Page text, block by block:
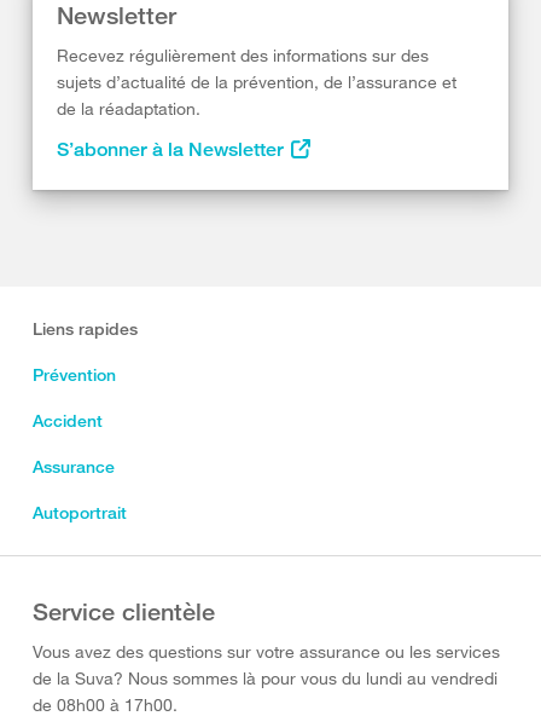
Newsletter
Recevez régulièrement des informations sur des
sujets d’actualité de la prévention, de l’assurance et
de la réadaptation.
S’abonner à la Newsletter
Liens rapides
Prévention
Accident
Assurance
Autoportrait
Service clientèle
Vous avez des questions sur votre assurance ou les services
de la Suva? Nous sommes là pour vous du lundi au vendredi
de 08h00 à 17h00.